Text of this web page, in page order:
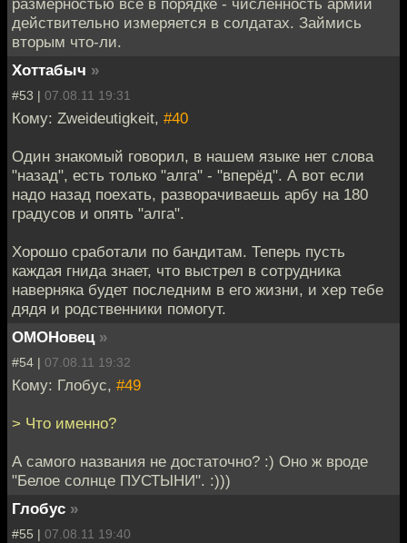
действительно измеряется в солдатах. Займись
вторым что-ли.
Хоттабыч »
#53 | 07.08.11 19:31
Кому: Zweideutigkeit, #40
Один знакомый говорил, в нашем языке нет слова
"назад", есть только "алга" - "вперёд". А вот если
надо назад поехать, разворачиваешь арбу на 180
градусов и опять "алга".
Хорошо сработали по бандитам. Теперь пусть
каждая гнида знает, что выстрел в сотрудника
наверняка будет последним в его жизни, и хер тебе
дядя и родственники помогут.
ОМОНовец »
#54 | 07.08.11 19:32
Кому: Глобус, #49
> Что именно?
А самого названия не достаточно? :) Оно ж вроде
"Белое солнце ПУСТЫНИ". :)))
Глобус »
#55 | 07.08.11 19:40